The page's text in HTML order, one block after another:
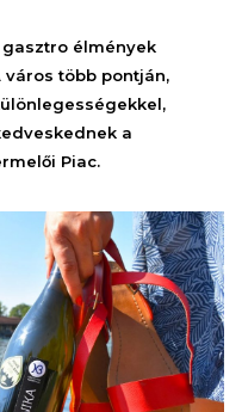
gasztro élmények
város több pontján,
a
Piac.